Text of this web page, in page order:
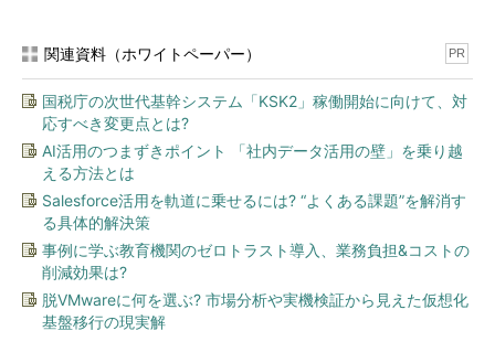
関連資料（ホワイトペーパー） PR
国税庁の次世代基幹システム「KSK2」稼働開始に向けて、対
応すべき変更点とは?
AI活用のつまずきポイント 「社内データ活用の壁」を乗り越
える方法とは
Salesforce活用を軌道に乗せるには? “よくある課題”を解消す
る具体的解決策
事例に学ぶ教育機関のゼロトラスト導入、業務負担&コストの
削減効果は?
脱VMwareに何を選ぶ? 市場分析や実機検証から見えた仮想化
基盤移行の現実解